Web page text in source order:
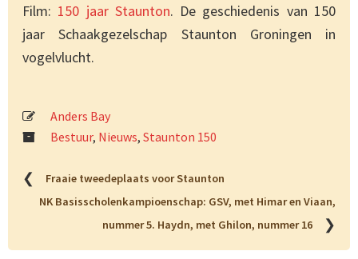
Film: 150 jaar Staunton. De geschiedenis van 150
jaar Schaakgezelschap Staunton Groningen in
vogelvlucht.
Anders Bay
Bestuur, Nieuws, Staunton 150
❮
Fraaie tweedeplaats voor Staunton
NK Basisscholenkampioenschap: GSV, met Himar en Viaan,
nummer 5. Haydn, met Ghilon, nummer 16
❯